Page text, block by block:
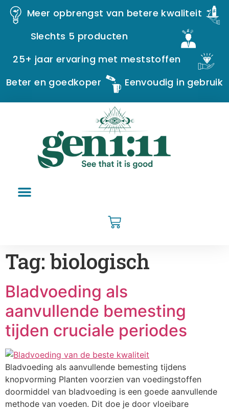
Meer opbrengst van betere kwaliteit
Slechts 5 producten
25+ jaar ervaring met meststoffen
Beter en goedkoper
Eenvoudig in gebruik
Tag: biologisch
Bladvoeding als
aanvullende bemesting
tijden cruciale periodes
Bladvoeding als aanvullende bemesting tijdens
knopvorming Planten voorzien van voedingstoffen
doormiddel van bladvoeding is een goede aanvullende
methode van voeden. Dit doe je door vloeibare